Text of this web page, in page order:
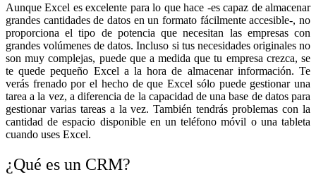
Aunque Excel es excelente para lo que hace -es capaz de almacenar
grandes cantidades de datos en un formato fácilmente accesible-, no
proporciona el tipo de potencia que necesitan las empresas con
grandes volúmenes de datos. Incluso si tus necesidades originales no
son muy complejas, puede que a medida que tu empresa crezca, se
te quede pequeño Excel a la hora de almacenar información. Te
verás frenado por el hecho de que Excel sólo puede gestionar una
tarea a la vez, a diferencia de la capacidad de una base de datos para
gestionar varias tareas a la vez. También tendrás problemas con la
cantidad de espacio disponible en un teléfono móvil o una tableta
cuando uses Excel.
¿Qué es un CRM?